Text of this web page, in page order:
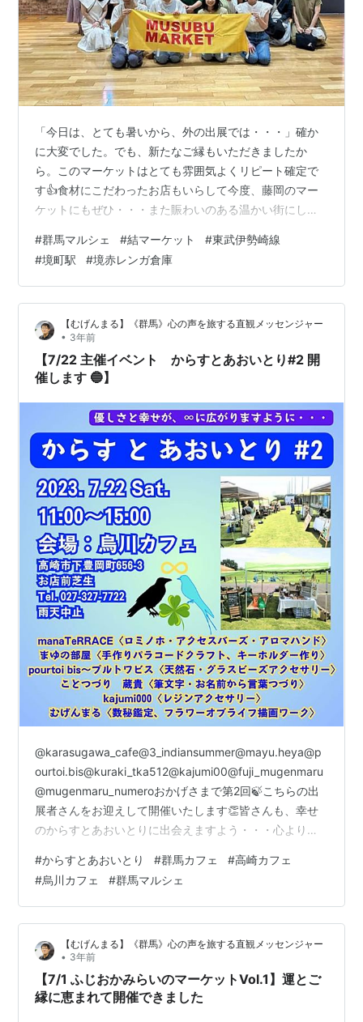
「今日は、とても暑いから、外の出展では・・・」確か
に大変でした。でも、新たなご縁もいただきましたか
ら。このマーケットはとても雰囲気よくリピート確定で
す👍食材にこだわったお店もいらして今度、藤岡のマー
ケットにもぜひ・・・また賑わいのある温かい街にしよ
🚃 MUSUBU MARKET(@musubu_market) • Instagram
写真と動画次回9/10（日）です。東武伊勢崎線・境町駅
すぐ【境赤レンガ倉庫】
#群馬マルシェ #結マーケット #東武伊勢崎線
#境町駅 #境赤レンガ倉庫
【むげんまる】《群馬》心の声を旅する直観メッセンジャー
• 3年前
【7/22 主催イベント からすとあおいとり#2 開
催します 🔵】
@karasugawa_cafe@3_indiansummer@mayu.heya@p
ourtoi.bis@kuraki_tka512@kajumi00@fuji_mugenmaru
@mugenmaru_numeroおかげさまで第2回🍃こちらの出
展者さんをお迎えして開催いたします👏皆さんも、幸せ
のからすとあおいとりに出会えますよう・・・心よりお
11:00~15:00＊当日の天気1日雨天が予報される場合は前
日までに中止をお知らせします。曇り、少し小雨の予報
なら開催します。なお天候の急変で当日でも早めに終了
することがありますのでご了承ください。…
#からすとあおいとり #群馬カフェ #高崎カフェ
#烏川カフェ #群馬マルシェ
【むげんまる】《群馬》心の声を旅する直観メッセンジャー
• 3年前
【7/1 ふじおかみらいのマーケットVol.1】運とご
縁に恵まれて開催できました